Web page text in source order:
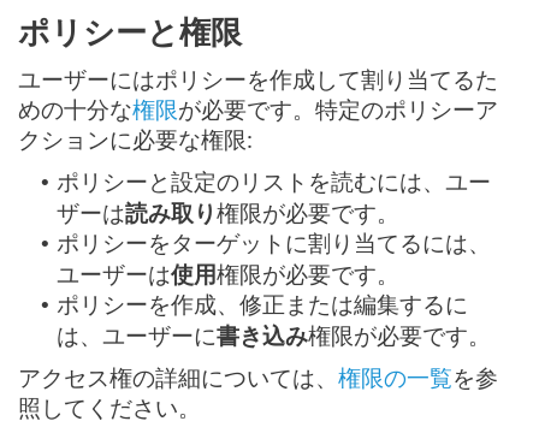
ポリシーと権限
ユーザーにはポリシーを作成して割り当てるた
めの十分な権限が必要です。特定のポリシーア
クションに必要な権限:
• ポリシーと設定のリストを読むには、ユー
ザーは読み取り権限が必要です。
• ポリシーをターゲットに割り当てるには、
ユーザーは使用権限が必要です。
• ‎ポリシーを作成、修正または編集するに
は、ユーザーに書き込み権限が必要です。
アクセス権の詳細については、 権限の一覧を参
照してください。